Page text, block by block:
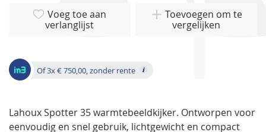
Voeg toe aan
verlanglijst
Toevoegen om te
vergelijken
Of 3x € 750,00, zonder rente
Lahoux Spotter 35 warmtebeeldkijker. Ontworpen voor
eenvoudig en snel gebruik, lichtgewicht en compact